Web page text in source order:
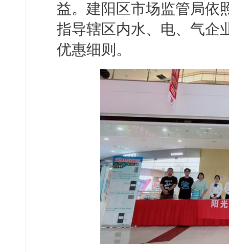
益。建阳区市场监管局依
指导辖区内水、电、气企
优惠细则。